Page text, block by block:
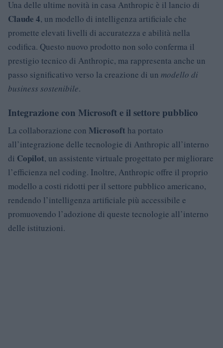
Una delle ultime novità in casa Anthropic è il lancio di
Claude 4, un modello di intelligenza artificiale che
promette elevati livelli di accuratezza e abilità nella
codifica. Questo nuovo prodotto non solo conferma il
prestigio tecnico di Anthropic, ma rappresenta anche un
passo significativo verso la creazione di un modello di
business sostenibile.
Integrazione con Microsoft e il settore pubblico
La collaborazione con Microsoft ha portato
all’integrazione delle tecnologie di Anthropic all’interno
di Copilot, un assistente virtuale progettato per migliorare
l’efficienza nel coding. Inoltre, Anthropic offre il proprio
modello a costi ridotti per il settore pubblico americano,
rendendo l’intelligenza artificiale più accessibile e
promuovendo l’adozione di queste tecnologie all’interno
delle istituzioni.